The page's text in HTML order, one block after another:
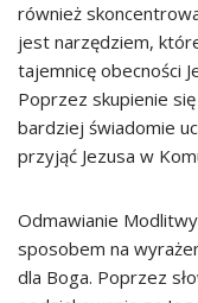
również
jest narzędziem,
tajemnicę obecności
Poprzez skupienie
bardziej świadomie
przyjąć Jezusa w
Odmawianie
sposobem na
dla Boga. Poprzez